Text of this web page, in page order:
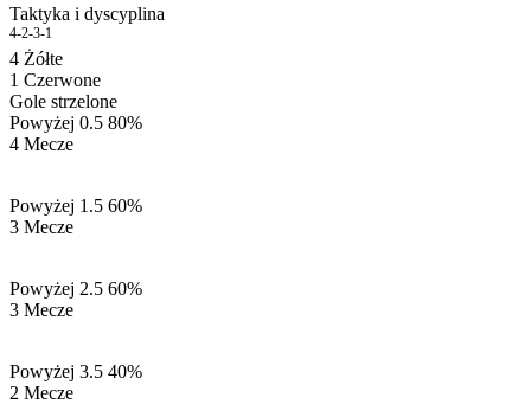
Taktyka i dyscyplina
4-2-3-1
4 Żółte
1 Czerwone
Gole strzelone
Powyżej 0.5 80%
4 Mecze
Powyżej 1.5 60%
3 Mecze
Powyżej 2.5 60%
3 Mecze
Powyżej 3.5 40%
2 Mecze